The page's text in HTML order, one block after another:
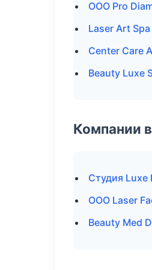
ООО Pro
Laser Art
Center Care
Beauty Luxe
Компании
Студия
ООО Laser
Beauty Med